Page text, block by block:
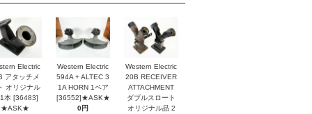
Electric
アタッチメ
オリジナル
本 [36483]
★ASK★
Western Electric
594A + ALTEC 3
1A HORN 1ペア
[36552]★ASK★
0円
Western Electric
20B RECEIVER
ATTACHMENT
ダブルスロート
オリジナル品 2